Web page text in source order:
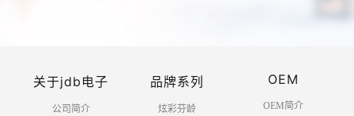
关于jdb电子
公司简介
品牌系列
炫彩芬龄
OEM
OEM简介